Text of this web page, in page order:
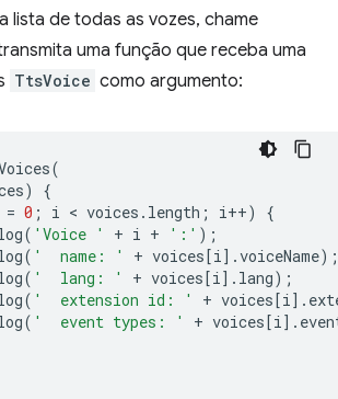
lista de todas as vozes, chame
uma função que receba uma
TtsVoice como argumento:
(
)
{
= 0 ; i < voices . length ; i++)
{
( 'Voice ' + i + ':' );
( '  name: ' + voices[i].voiceName);
( '  lang: ' + voices[i]. lang);
( '  extension id: ' + voices[i].
( '  event types: ' + voices[i].